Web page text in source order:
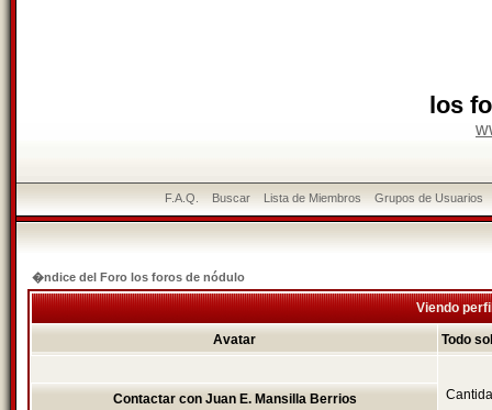
los
F.A.Q. Buscar Lista de Miembros Grupos de Usuarios
�ndice del Foro los foros de nódulo
Viendo
Avatar Todo
Contactar con Juan E. Mansilla Berrios